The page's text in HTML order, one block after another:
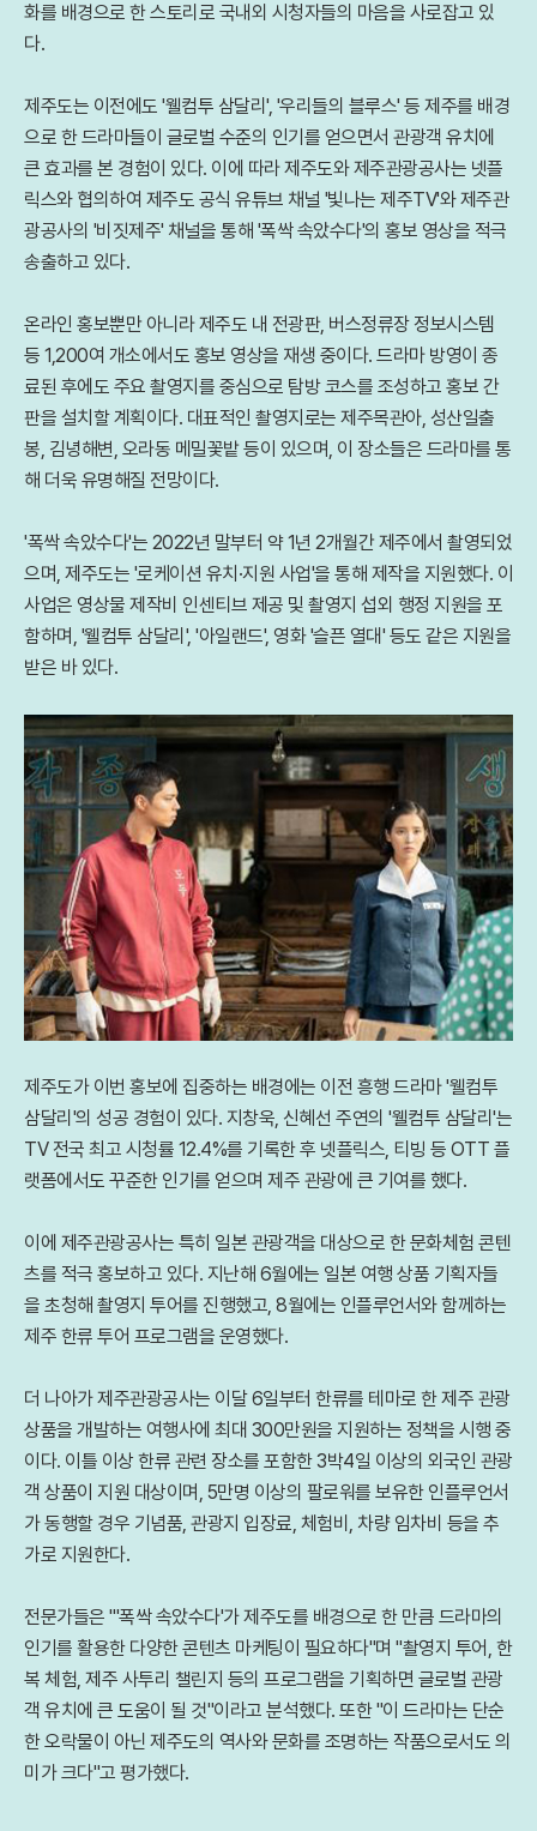
화를 배경으로 한 스토리로 국내외 시청자들의 마음을 사로잡고 있
다.
제주도는 이전에도 '웰컴투 삼달리', '우리들의 블루스' 등 제주를 배경
으로 한 드라마들이 글로벌 수준의 인기를 얻으면서 관광객 유치에
큰 효과를 본 경험이 있다. 이에 따라 제주도와 제주관광공사는 넷플
릭스와 협의하여 제주도 공식 유튜브 채널 '빛나는 제주TV'와 제주관
광공사의 '비짓제주' 채널을 통해 '폭싹 속았수다'의 홍보 영상을 적극
송출하고 있다.
온라인 홍보뿐만 아니라 제주도 내 전광판, 버스정류장 정보시스템
등 1,200여 개소에서도 홍보 영상을 재생 중이다. 드라마 방영이 종
료된 후에도 주요 촬영지를 중심으로 탐방 코스를 조성하고 홍보 간
판을 설치할 계획이다. 대표적인 촬영지로는 제주목관아, 성산일출
봉, 김녕해변, 오라동 메밀꽃밭 등이 있으며, 이 장소들은 드라마를 통
해 더욱 유명해질 전망이다.
'폭싹 속았수다'는 2022년 말부터 약 1년 2개월간 제주에서 촬영되었
으며, 제주도는 '로케이션 유치·지원 사업'을 통해 제작을 지원했다. 이
사업은 영상물 제작비 인센티브 제공 및 촬영지 섭외 행정 지원을 포
함하며, '웰컴투 삼달리', '아일랜드', 영화 '슬픈 열대' 등도 같은 지원을
받은 바 있다.
제주도가 이번 홍보에 집중하는 배경에는 이전 흥행 드라마 '웰컴투
삼달리'의 성공 경험이 있다. 지창욱, 신혜선 주연의 '웰컴투 삼달리'는
TV 전국 최고 시청률 12.4%를 기록한 후 넷플릭스, 티빙 등 OTT 플
랫폼에서도 꾸준한 인기를 얻으며 제주 관광에 큰 기여를 했다.
이에 제주관광공사는 특히 일본 관광객을 대상으로 한 문화체험 콘텐
츠를 적극 홍보하고 있다. 지난해 6월에는 일본 여행 상품 기획자들
을 초청해 촬영지 투어를 진행했고, 8월에는 인플루언서와 함께하는
제주 한류 투어 프로그램을 운영했다.
더 나아가 제주관광공사는 이달 6일부터 한류를 테마로 한 제주 관광
상품을 개발하는 여행사에 최대 300만원을 지원하는 정책을 시행 중
이다. 이틀 이상 한류 관련 장소를 포함한 3박4일 이상의 외국인 관광
객 상품이 지원 대상이며, 5만명 이상의 팔로워를 보유한 인플루언서
가 동행할 경우 기념품, 관광지 입장료, 체험비, 차량 임차비 등을 추
가로 지원한다.
전문가들은 "'폭싹 속았수다'가 제주도를 배경으로 한 만큼 드라마의
인기를 활용한 다양한 콘텐츠 마케팅이 필요하다"며 "촬영지 투어, 한
복 체험, 제주 사투리 챌린지 등의 프로그램을 기획하면 글로벌 관광
객 유치에 큰 도움이 될 것"이라고 분석했다. 또한 "이 드라마는 단순
한 오락물이 아닌 제주도의 역사와 문화를 조명하는 작품으로서도 의
미가 크다"고 평가했다.